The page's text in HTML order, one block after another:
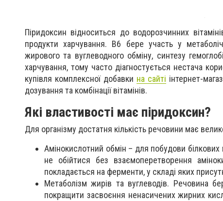
Піридоксин відноситься до водорозчинних
продукти харчування. В6 бере участь у
жирового та вуглеводного обміну, синтезу
харчування, тому часто діагностується нестача
купівля комплексної добавки на сайті інтернет-
дозування та комбінації вітамінів.
Які властивості має піридоксин?
Для організму достатня кількість речовини має
Амінокислотний обмін – для побудови
не обійтися без взаємоперетворення
покладається на ферменти, у складі яких
Метаболізм жирів та вуглеводів. Речовина
покращити засвоєння ненасичених жирних